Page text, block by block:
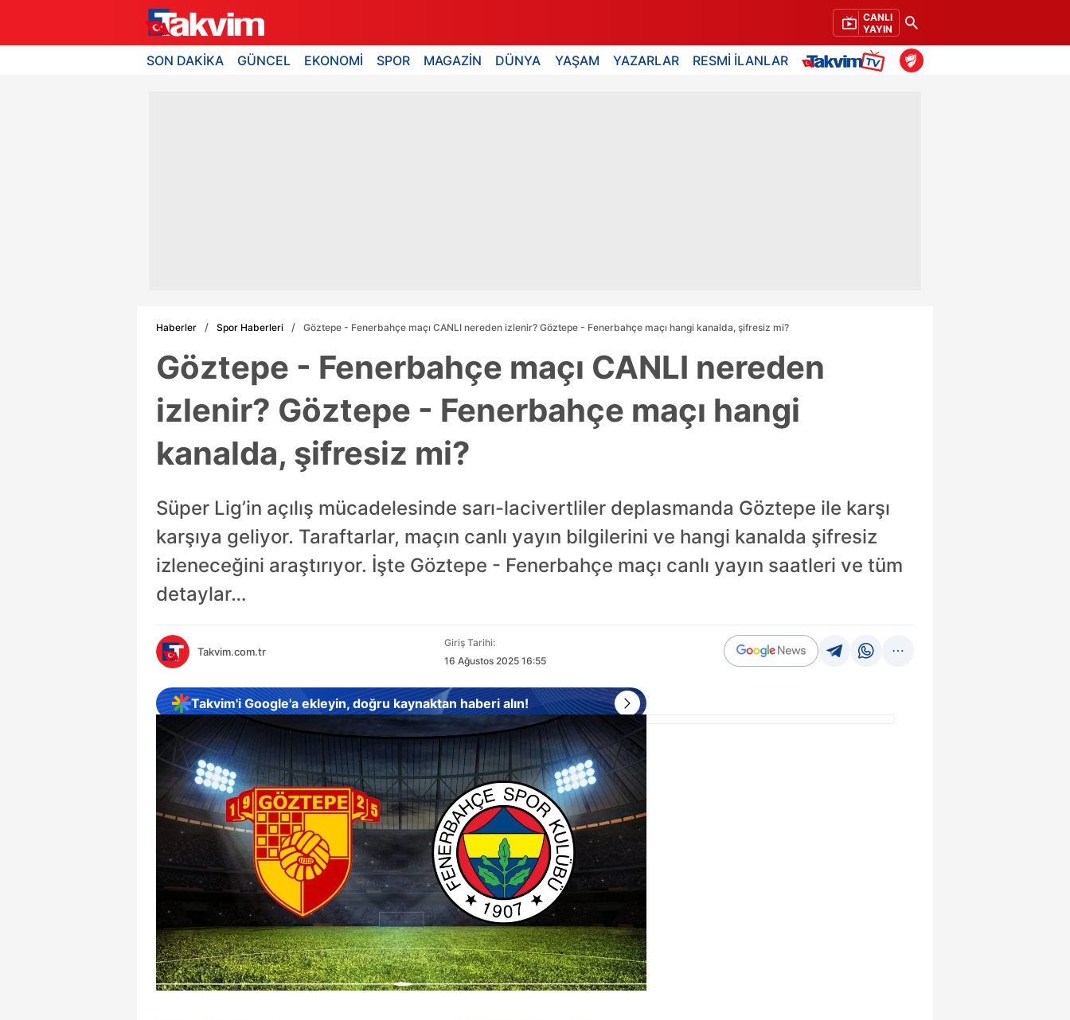
CANLI
YAYIN
SON DAKİKA GÜNCEL EKONOMİ SPOR MAGAZİN DÜNYA YAŞAM YAZARLAR RESMİ İLANLAR
Haberler Spor Haberleri Göztepe - Fenerbahçe maçı CANLI nereden izlenir? Göztepe - Fenerbahçe maçı hangi kanalda, şifresiz mi?
Göztepe - Fenerbahçe maçı CANLI nereden
izlenir? Göztepe - Fenerbahçe maçı hangi
kanalda, şifresiz mi?
Süper Lig’in açılış mücadelesinde sarı-lacivertliler deplasmanda Göztepe ile karşı
karşıya geliyor. Taraftarlar, maçın canlı yayın bilgilerini ve hangi kanalda şifresiz
izleneceğini araştırıyor. İşte Göztepe - Fenerbahçe maçı canlı yayın saatleri ve tüm
detaylar…
Takvim.com.tr
Giriş Tarihi:
16 Ağustos 2025 16:55
Takvim'i Google'a ekleyin, doğru kaynaktan haberi alın!